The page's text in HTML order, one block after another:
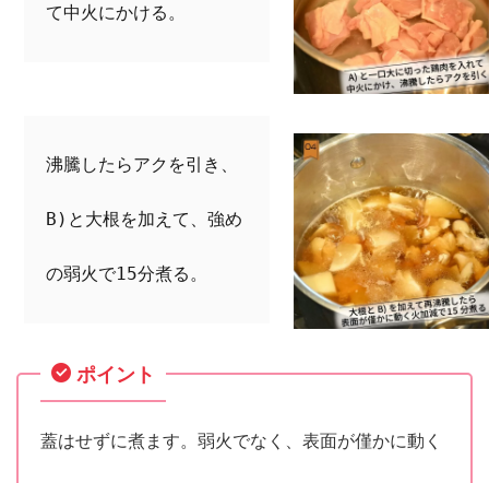
て中火にかける。
沸騰したらアクを引き、
B)と大根を加えて、強め
の弱火で15分煮る。
ポイント
蓋はせずに煮ます。弱火でなく、表面が僅かに動く